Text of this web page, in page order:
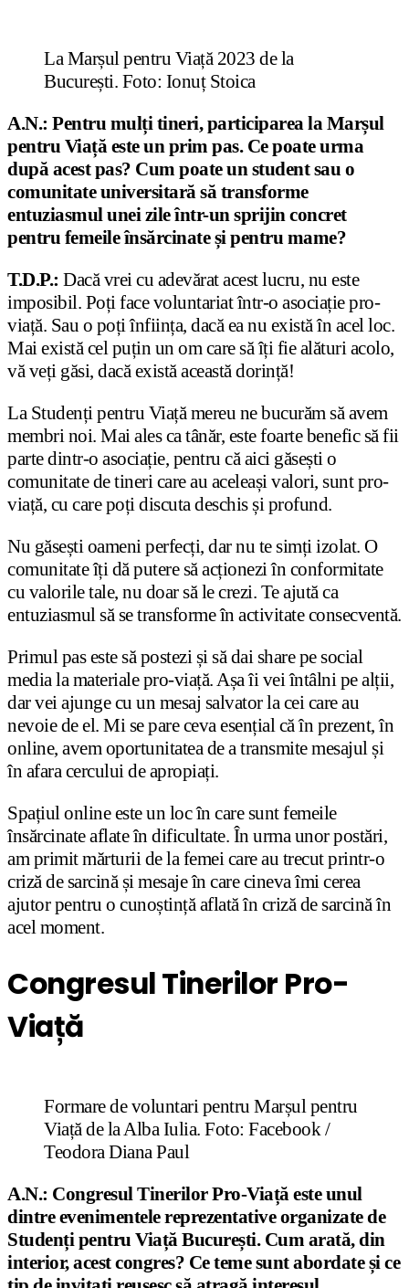
La Marșul pentru Viață 2023 de la
București. Foto: Ionuț Stoica
A.N.: Pentru mulți tineri, participarea la Marșul
pentru Viață este un prim pas. Ce poate urma
după acest pas? Cum poate un student sau o
comunitate universitară să transforme
entuziasmul unei zile într-un sprijin concret
pentru femeile însărcinate și pentru mame?
T.D.P.: Dacă vrei cu adevărat acest lucru, nu este
imposibil. Poți face voluntariat într-o asociație pro-
viață. Sau o poți înființa, dacă ea nu există în acel loc.
Mai există cel puțin un om care să îți fie alături acolo,
vă veți găsi, dacă există această dorință!
La Studenți pentru Viață mereu ne bucurăm să avem
membri noi. Mai ales ca tânăr, este foarte benefic să fii
parte dintr-o asociație, pentru că aici găsești o
comunitate de tineri care au aceleași valori, sunt pro-
viață, cu care poți discuta deschis și profund.
Nu găsești oameni perfecți, dar nu te simți izolat. O
comunitate îți dă putere să acționezi în conformitate
cu valorile tale, nu doar să le crezi. Te ajută ca
entuziasmul să se transforme în activitate consecventă.
Primul pas este să postezi și să dai share pe social
media la materiale pro-viață. Așa îi vei întâlni pe alții,
dar vei ajunge cu un mesaj salvator la cei care au
nevoie de el. Mi se pare ceva esențial că în prezent, în
online, avem oportunitatea de a transmite mesajul și
în afara cercului de apropiați.
Spațiul online este un loc în care sunt femeile
însărcinate aflate în dificultate. În urma unor postări,
am primit mărturii de la femei care au trecut printr-o
criză de sarcină și mesaje în care cineva îmi cerea
ajutor pentru o cunoștință aflată în criză de sarcină în
acel moment.
Congresul Tinerilor Pro-
Viață
Formare de voluntari pentru Marșul pentru
Viață de la Alba Iulia. Foto: Facebook /
Teodora Diana Paul
A.N.: Congresul Tinerilor Pro-Viață este unul
dintre evenimentele reprezentative organizate de
Studenți pentru Viață București. Cum arată, din
interior, acest congres? Ce teme sunt abordate și ce